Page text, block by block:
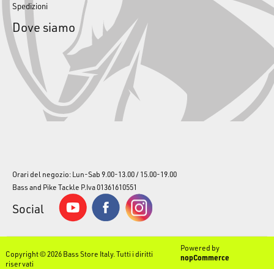
Spedizioni
Dove siamo
Orari del negozio: Lun-Sab 9.00-13.00 / 15.00-19.00
Bass and Pike Tackle P.Iva 01361610551
Social
Copyright © 2026 Bass Store Italy. Tutti i diritti
riservati
Powered by
nopCommerce